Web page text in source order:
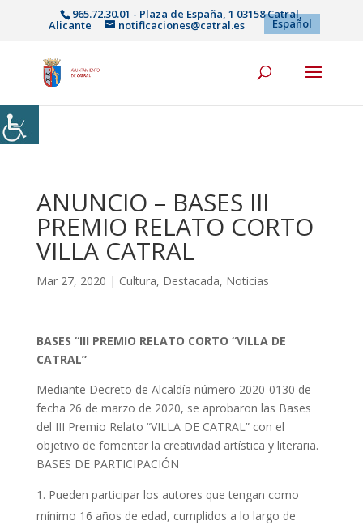
965.72.30.01 - Plaza de España, 1 03158 Catral,
Alicante notificaciones@catral.es Español
ANUNCIO – BASES III
PREMIO RELATO CORTO
VILLA CATRAL
Mar 27, 2020 | Cultura, Destacada, Noticias
BASES “III PREMIO RELATO CORTO “VILLA DE
CATRAL”
Mediante Decreto de Alcaldía número 2020-0130 de
fecha 26 de marzo de 2020, se aprobaron las Bases
del III Premio Relato “VILLA DE CATRAL” con el
objetivo de fomentar la creatividad artística y literaria.
BASES DE PARTICIPACIÓN
Pueden participar los autores que tengan como
mínimo 16 años de edad, cumplidos a lo largo de